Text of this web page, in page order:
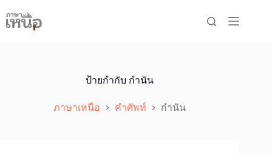
to
content
ป้ายกำกับ กำนัน
ภาษาเหนือ คำศัพท์ กำนัน